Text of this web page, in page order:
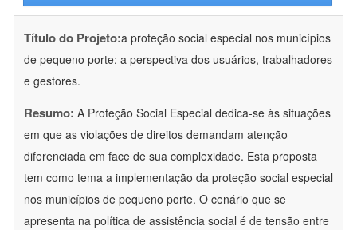
Título do Projeto:a proteção social especial nos municípios
de pequeno porte: a perspectiva dos usuários, trabalhadores
e gestores.
Resumo: A Proteção Social Especial dedica-se às situações
em que as violações de direitos demandam atenção
diferenciada em face de sua complexidade. Esta proposta
tem como tema a implementação da proteção social especial
nos municípios de pequeno porte. O cenário que se
apresenta na política de assistência social é de tensão entre